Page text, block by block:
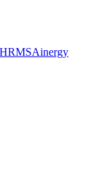
HRMSAinergy